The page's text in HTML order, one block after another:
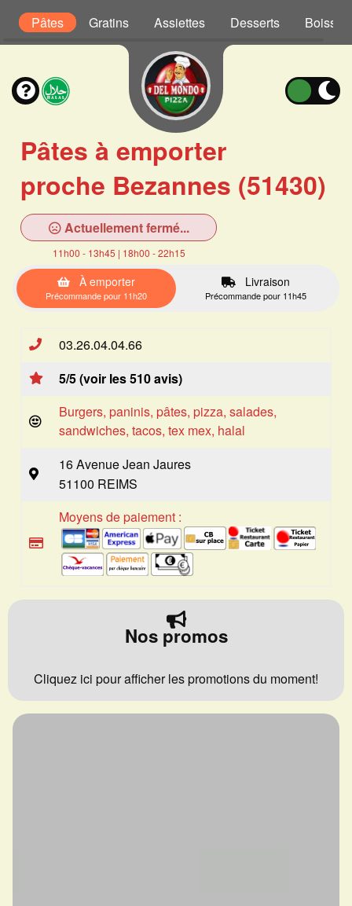
Pâtes Gratins Assiettes Desserts
Pâtes à emporter
proche Bezannes (51430)
Actuellement fermé...
11h00 - 13h45 | 18h00 - 22h15
À emporter
Précommande pour 11h20
Livraison
Précommande pour 11h45
03.26.04.04.66
5/5 (voir les 510 avis)
Burgers, paninis, pâtes, pizza, salades,
sandwiches, tacos, tex mex, halal
16 Avenue Jean Jaures
51100 REIMS
Moyens de paiement :
Nos promos
Cliquez ici pour afficher les promotions du moment!